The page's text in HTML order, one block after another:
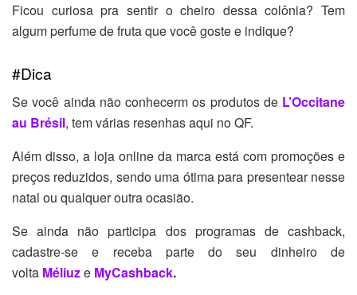
Ficou curiosa pra sentir o cheiro dessa colônia? Tem
algum perfume de fruta que você goste e indique?
#Dica
Se você ainda não conhecerm os produtos de L’Occitane
au Brésil, tem várias resenhas aqui no QF.
Além disso, a loja online da marca está com promoções e
preços reduzidos, sendo uma ótima para presentear nesse
natal ou qualquer outra ocasião.
Se ainda não participa dos programas de cashback,
cadastre-se e receba parte do seu dinheiro de
volta Méliuze MyCashback.